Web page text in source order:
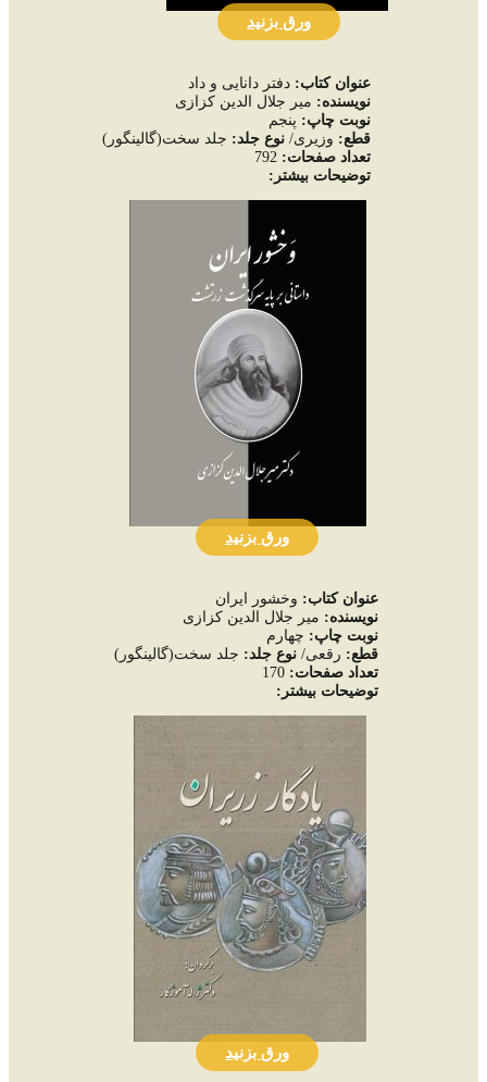
ورق بزنید
عنوان کتاب: دفتر دانایی و داد
نويسنده: میر جلال الدین کزازی
نوبت چاپ: پنجم
قطع: وزیری/ نوع جلد: جلد سخت(گالینگور)
تعداد صفحات:
توضيحات بيشتر:
ورق بزنید
عنوان کتاب: وخشور ایران
نويسنده: میر جلال الدین کزازی
نوبت چاپ: چهارم
قطع: رقعی/نوع جلد: جلد سخت(گالینگور)
تعداد صفحات:
170
توضيحات بيشتر:
ورق بزنید